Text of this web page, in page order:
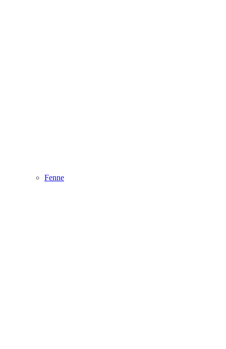
Fenne